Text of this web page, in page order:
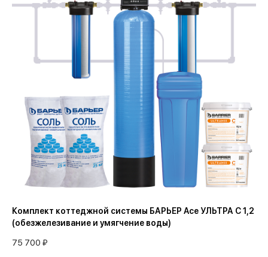
Комплект коттеджной системы БАРЬЕР Ace УЛЬТРА C 1,2
(обезжелезивание и умягчение воды)
75 700 ₽